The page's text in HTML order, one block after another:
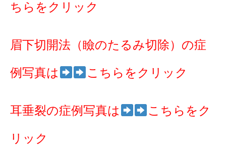
ちらをクリック
眉下切開法（瞼のたるみ切除）の症
例写真は こちらをクリック
耳垂裂の症例写真は こちらをク
リック